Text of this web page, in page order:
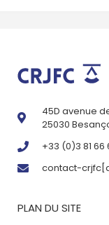
45D avenue
25030
+33 (0)3 81 66
contact-
PLAN DU SITE